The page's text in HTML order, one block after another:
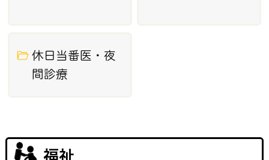
2026年5月19日
休日当番医
るかたへ
休日当番医・夜
間診療
福祉